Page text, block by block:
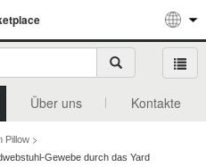
Über uns Kontakte
Pillow >
Gewebe durch das Yard